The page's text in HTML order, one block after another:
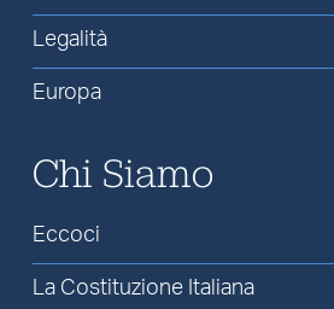
Legalità
Europa
Chi Siamo
Eccoci
La Costituzione Italiana